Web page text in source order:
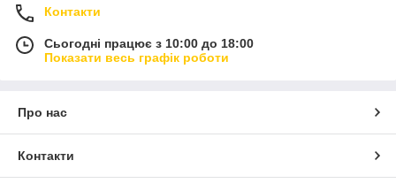
Контакти
Сьогодні працює з 10:00 до 18:00
Показати весь графік роботи
Про нас
Контакти